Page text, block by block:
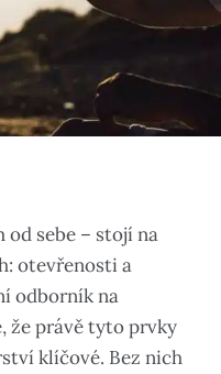
sebe – stojí na
otevřenosti a
odborník na
že právě tyto prvky
klíčové. Bez nich